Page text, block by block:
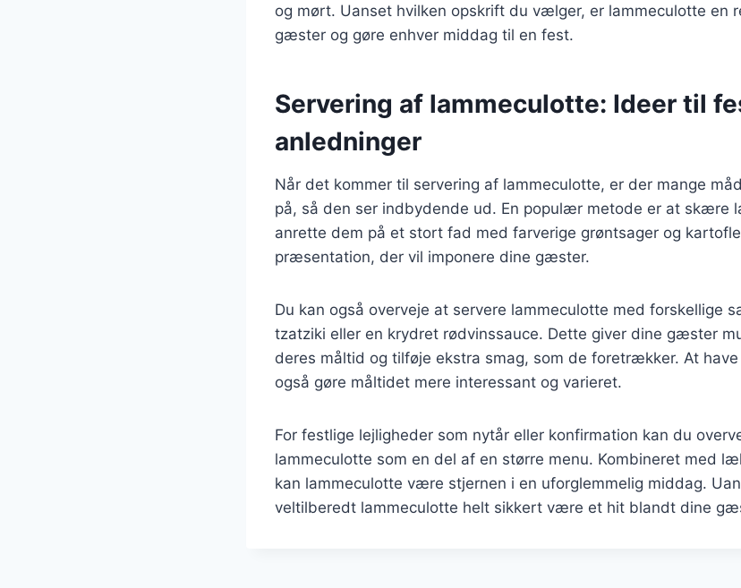
og mørt. Uanset hvilken opskrift du vælger, er lammeculotte en
gæster og gøre enhver middag til en fest.
Servering af lammeculotte: Ideer til
anledninger
Når det kommer til servering af lammeculotte, er der mange
på, så den ser indbydende ud. En populær metode er at skære
anrette dem på et stort fad med farverige grøntsager og
præsentation, der vil imponere dine gæster.
Du kan også overveje at servere lammeculotte med forskellige
tzatziki eller en krydret rødvinssauce. Dette giver dine gæster
deres måltid og tilføje ekstra smag, som de foretrækker. At
også gøre måltidet mere interessant og varieret.
For festlige lejligheder som nytår eller konfirmation kan du
lammeculotte som en del af en større menu. Kombineret med
kan lammeculotte være stjernen i en uforglemmelig middag.
veltilberedt lammeculotte helt sikkert være et hit blandt dine